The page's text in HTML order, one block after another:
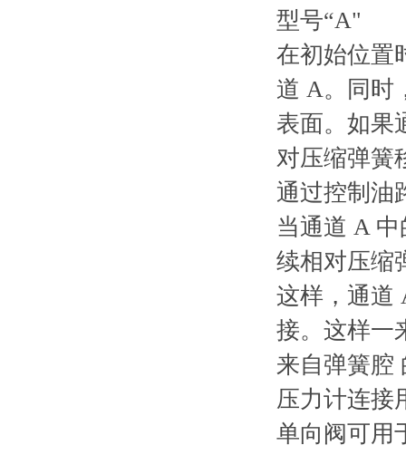
型号“A"
在初始位置
道 A。同时
表面。如果
对压缩弹簧
通过控制油
当通道 A
续相对压缩
这样，通道
接。这样一
来自弹簧腔
压力计连接
单向阀可用